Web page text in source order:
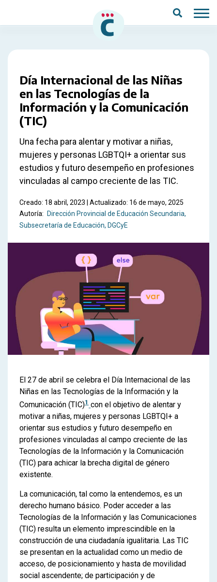
Día Internacional de las Niñas
en las Tecnologías de la
Información y la Comunicación
(TIC)
Una fecha para alentar y motivar a niñas,
mujeres y personas LGBTQI+ a orientar sus
estudios y futuro desempeño en profesiones
vinculadas al campo creciente de las TIC.
Creado: 18 abril, 2023 | Actualizado: 16 de mayo, 2025
Autoría:
Dirección Provincial de Educación Secundaria,
Subsecretaría de Educación, DGCyE
El 27 de abril se celebra el Día Internacional de las
Niñas en las Tecnologías de la Información y la
Comunicación (TIC)1 con el objetivo de alentar y
motivar a niñas, mujeres y personas LGBTQI+ a
orientar sus estudios y futuro desempeño en
profesiones vinculadas al campo creciente de las
Tecnologías de la Información y la Comunicación
(TIC) para achicar la brecha digital de género
existente.
La comunicación, tal como la entendemos, es un
derecho humano básico. Poder acceder a las
Tecnologías de la Información y las Comunicaciones
(TIC) resulta un elemento imprescindible en la
construcción de una ciudadanía igualitaria. Las TIC
se presentan en la actualidad como un medio de
acceso, de posicionamiento y hasta de movilidad
social ascendente; de participación y de